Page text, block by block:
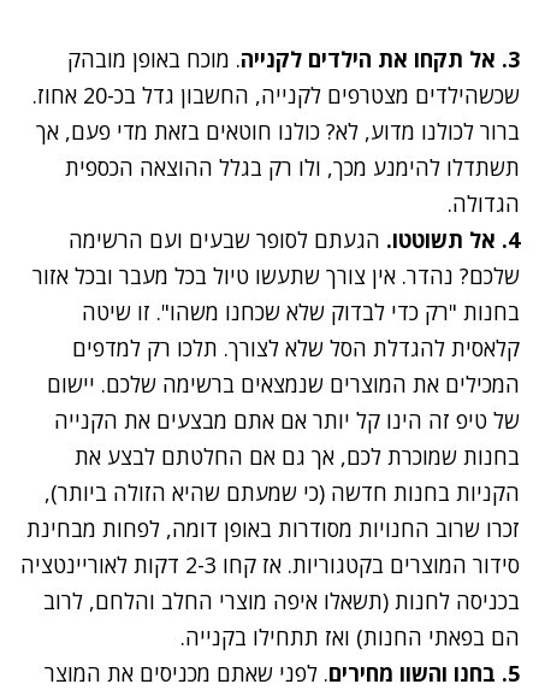
3. אל תקחו את הילדים לקנייה
. מוכח באופן מובהק
שכשהילדים מצטרפים לקנייה, החשבון גדל בכ-20 אחוז.
ברור לכולנו מדוע, לא? כולנו חוטאים בזאת מדי פעם, אך
תשתדלו להימנע מכך, ולו רק בגלל ההוצאה הכספית
הגדולה.
4. אל תשוטטו.
הגעתם לסופר שבעים ועם הרשימה
שלכם? נהדר. אין צורך שתעשו טיול בכל מעבר ובכל אזור
בחנות "רק כדי לבדוק שלא שכחנו משהו". זו שיטה
קלאסית להגדלת הסל שלא לצורך. תלכו רק למדפים
המכילים את המוצרים שנמצאים ברשימה שלכם. יישום
של טיפ זה הינו קל יותר אם אתם מבצעים את הקנייה
בחנות שמוכרת לכם, אך גם אם החלטתם לבצע את
הקניות בחנות חדשה (כי שמעתם שהיא הזולה ביותר),
זכרו שרוב החנויות מסודרות באופן דומה, לפחות מבחינת
סידור המוצרים בקטגוריות. אז קחו 2-3 דקות לאוריינטציה
בכניסה לחנות (תשאלו איפה מוצרי החלב והלחם, לרוב
הם בפאתי החנות) ואז תתחילו בקנייה.
5. בחנו והשוו מחירים
. לפני שאתם מכניסים את המוצר